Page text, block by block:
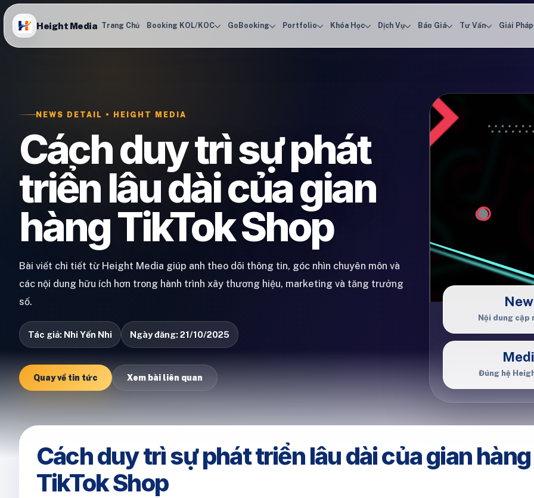
Height Media Trang Chủ Booking KOL/KOC GoBooking Portfolio Khóa Học Dịch Vụ Báo Giá Tư Vấn Giải Pháp
NEWS DETAIL • HEIGHT MEDIA
Cách duy trì sự phát
triển lâu dài của gian
hàng TikTok Shop
Bài viết chi tiết từ Height Media giúp anh theo dõi thông tin, góc nhìn chuyên môn và
các nội dung hữu ích hơn trong hành trình xây thương hiệu, marketing và tăng trưởng
số.
Tác giả: Nhi Yến Nhi Ngày đăng: 21/10/2025
Quay về tin tức Xem bài liên quan
Nội dung cập
Đúng hệ
Cách duy trì sự phát triển lâu dài của gian hàng
TikTok Shop